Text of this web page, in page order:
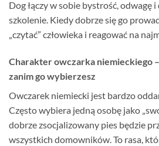
Dog łączy w sobie bystrość, odwagę
szkolenie. Kiedy dobrze się go
„czytać” człowieka i reagować na
Charakter owczarka niemieckiego
zanim go wybierzesz
Owczarek niemiecki jest bardzo
Często wybiera jedną osobę jako
dobrze zsocjalizowany pies będzie
wszystkich domowników. To rasa,